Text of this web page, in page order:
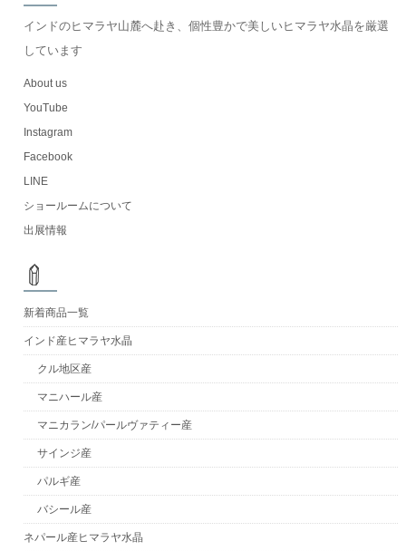
インドのヒマラヤ山麓へ赴き、個性豊かで美しいヒマラヤ水晶を厳選
しています
About us
YouTube
Instagram
Facebook
LINE
ショールームについて
出展情報
新着商品一覧
インド産ヒマラヤ水晶
クル地区産
マニハール産
マニカラン/パールヴァティー産
サインジ産
パルギ産
バシール産
ネパール産ヒマラヤ水晶